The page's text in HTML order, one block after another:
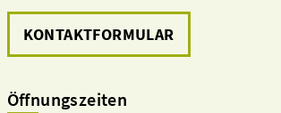
KONTAKTFORMULAR
Öffnungszeiten